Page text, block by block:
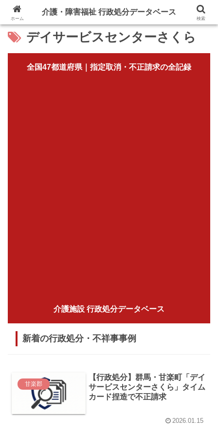
デイサービスセンターさくら
全国47都道府県｜指定取消・不正請求の全記録
介護施設 行政処分データベース
新着の行政処分・不祥事事例
甘楽郡
【行政処分】群馬・甘楽町「デイ
サービスセンターさくら」タイム
カード捏造で不正請求
2026.01.15
ホーム
介護・障害福祉 行政処分データベース
検索